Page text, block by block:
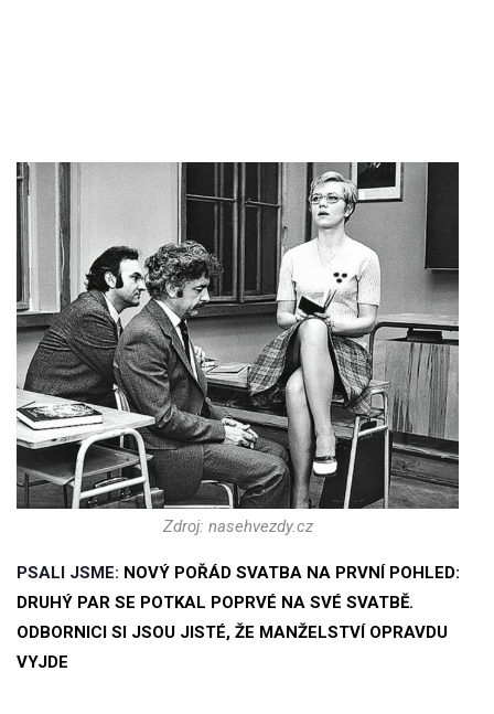
Zdroj: nasehvezdy.cz
PSALI JSME: NOVÝ POŘÁD SVATBA NA PRVNÍ POHLED:
DRUHÝ PAR SE POTKAL POPRVÉ NA SVÉ SVATBĚ.
ODBORNICI SI JSOU JISTÉ, ŽE MANŽELSTVÍ OPRAVDU
VYJDE